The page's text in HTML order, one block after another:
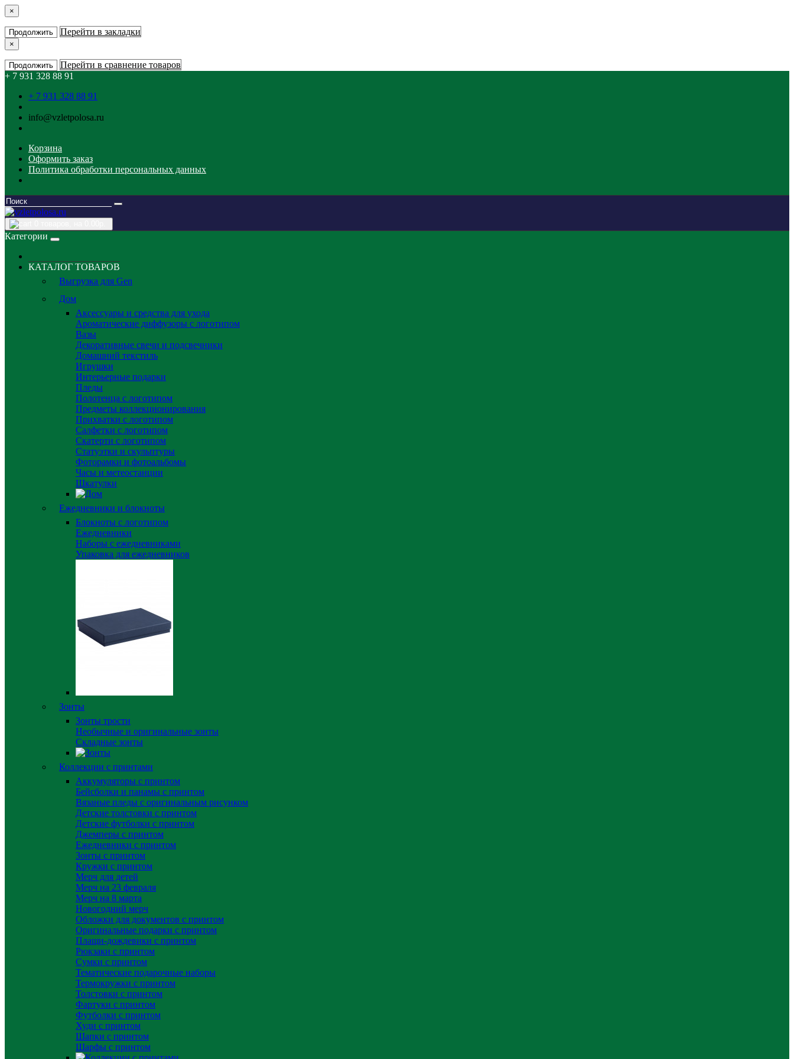
×
Продолжить Перейти в закладки
×
Продолжить
Перейти в сравнение товаров
+ 7 931 328 88 91
+ 7 931 328 88 91
info@vzletpolosa.ru
Корзина
Оформить заказ
Политика обработки персональных данных
Категории
КАТАЛОГ ТОВАРОВ
Выгрузка для Gen
Дом
Аксессуары и средства для ухода
Ароматические диффузоры с логотипом
Вазы
Декоративные свечи и подсвечники
Домашний текстиль
Игрушки
Интерьерные подарки
Пледы
Полотенца с логотипом
Предметы коллекционирования
Прихватки с логотипом
Салфетки с логотипом
Скатерти с логотипом
Статуэтки и скульптуры
Фоторамки и фотоальбомы
Часы и метеостанции
Шкатулки
Ежедневники и блокноты
Блокноты с логотипом
Ежедневники
Наборы с ежедневниками
Упаковка для ежедневников
Зонты
Зонты трости
Необычные и оригинальные зонты
Складные зонты
Коллекции с принтами
Аккумуляторы с принтом
Бейсболки и панамы с принтом
Вязаные пледы с оригинальным рисунком
Детские толстовки с принтом
Детские футболки с принтом
Джемперы с принтом
Ежедневники с принтом
Зонты с принтом
Кружки с принтом
Мерч для детей
Мерч на 23 февраля
Мерч на 8 марта
Новогодний мерч
Обложки для документов с принтом
Оригинальные подарки с принтом
Плащи-дождевики с принтом
Рюкзаки с принтом
Сумки с принтом
Тематические подарочные наборы
Термокружки с принтом
Толстовки с принтом
Фартуки с принтом
Футболки с принтом
Худи с принтом
Шапки с принтом
Шарфы с принтом